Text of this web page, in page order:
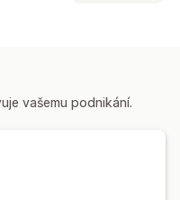
vašemu podnikání.